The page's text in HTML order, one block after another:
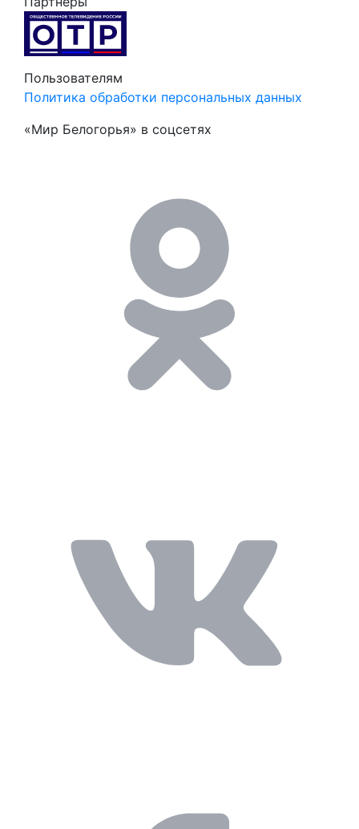
Пользователям
Политика обработки персональных данных
«Мир Белогорья» в соцсетях